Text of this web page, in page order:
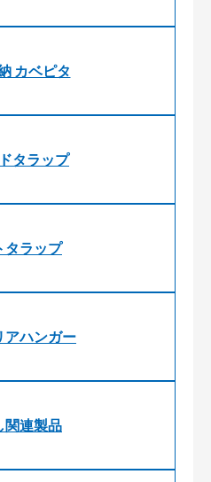
カベピタ
タラップ
タラップ
アハンガー
関連製品